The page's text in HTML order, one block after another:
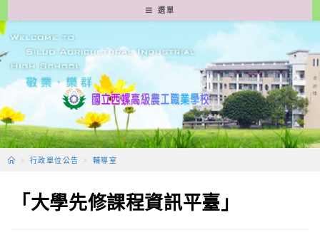
轉
至
要
容
選單
> 行政單位公告 > 輔導室
「大學先修課程資訊平臺」